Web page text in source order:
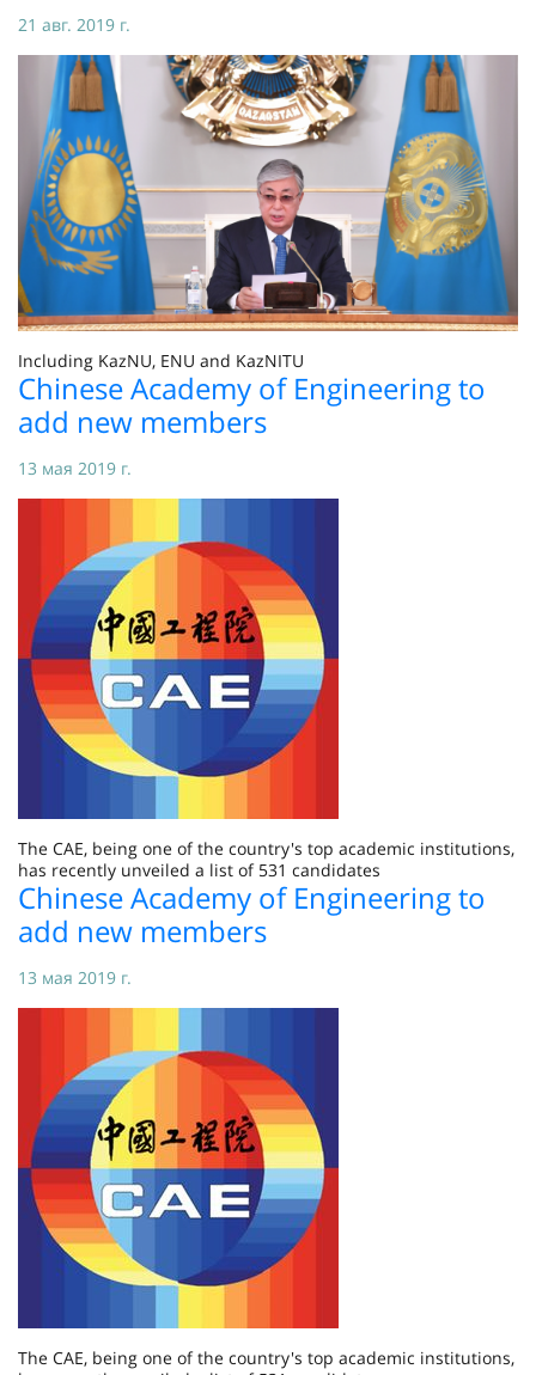
21 авг. 2019 г.
Including KazNU, ENU and KazNITU
Chinese Academy of Engineering to
add new members
13 мая 2019 г.
The CAE, being one of the country's top academic institutions,
has recently unveiled a list of 531 candidates
Chinese Academy of Engineering to
add new members
13 мая 2019 г.
The CAE, being one of the country's top academic institutions,